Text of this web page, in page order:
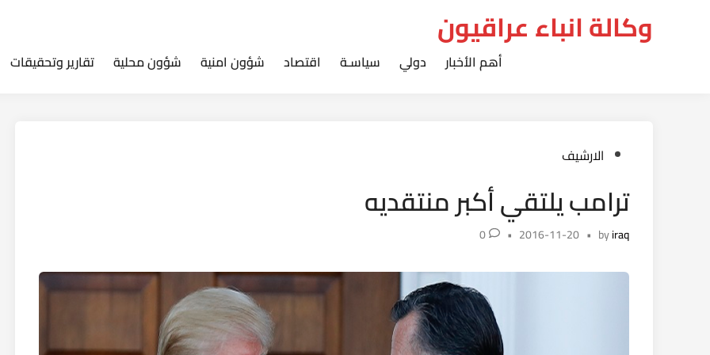
وكالة انباء عراقيون
أهم الأخبار دولي سياسـة اقتصاد شؤون امنية شؤون محلية تقارير وتحقيقات
Postedالارشيف
ترامب يلتقي أكبر منتقديه
byiraq
•
2016-11-20
•
0